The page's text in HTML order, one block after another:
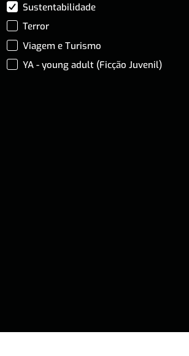
Sustentabilidade
Terror
Viagem e Turismo
YA - young adult (Ficção Juvenil)